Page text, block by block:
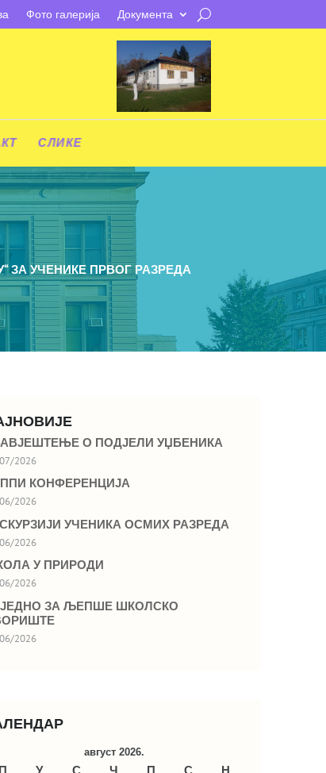
Фото галерија Документа
СЛИКЕ
ЗА УЧЕНИКЕ ПРВОГ РАЗРЕДА
О ПОДЈЕЛИ УЏБЕНИКА
2026
КОНФЕРЕНЦИЈА
2026
УЧЕНИКА ОСМИХ РАЗРЕДА
2026
У ПРИРОДИ
2026
ЗА ЉЕПШЕ ШКОЛСКО
2026
август 2026.
П У С Ч П С
Н